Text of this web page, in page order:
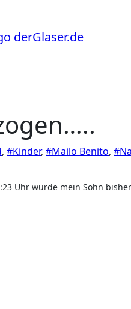
, #Kinder, #Mailo Benito,
Uhr wurde mein Sohn